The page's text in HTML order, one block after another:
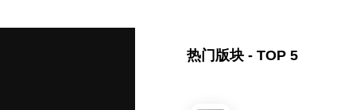
热门版块 - TOP 5